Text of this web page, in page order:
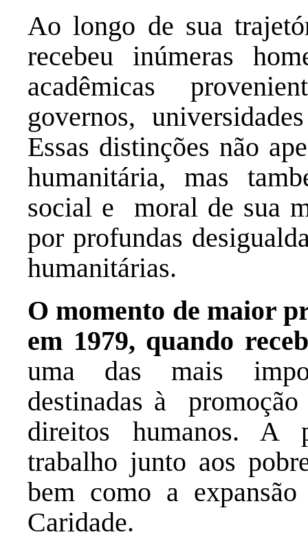
Ao longo de sua
recebeu inúmeras
acadêmicas
governos,
Essas distinções não
humanitária, mas
social e moral de sua
por profundas
humanitárias.
O momento de maior
em 1979, quando
uma das mais
destinadas à
direitos humanos. A
trabalho junto aos
bem como a
Caridade.